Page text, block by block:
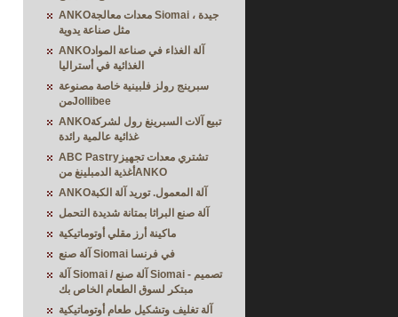
ANKOمعدات معالجة Siomai ، جيدة
مثل صناعة يدوية
ANKOآلة الغذاء في صناعة المواد
الغذائية في أستراليا
سبرينج رولز فلبينية خاصة مصنوعة
منJollibee
ANKOتبيع آلات السبرينغ رول لشركة
غذائية عالمية رائدة
ABC Pastryتشتري معدات تجهيز
أغذية الدمبلينغ منANKO
ANKOآلة المعمول. توريد آلة الكبة
آلة صنع البراثا بمتانة شديدة التحمل
ماكينة أرز مقلي أوتوماتيكية
آلة صنع Siomai في فرنسا
آلة Siomai / آلة صنع Siomai - تصميم
مبتكر لسوق الطعام الخاص بك
آلة تغليف وتشكيل طعام أوتوماتيكية